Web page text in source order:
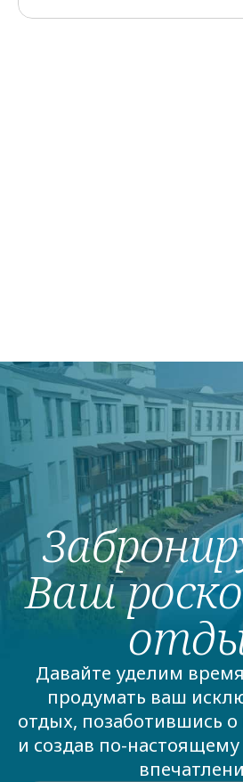
Ваш
Давайте уделим
продумать ваш
отдых, позаботившись
и создав по-